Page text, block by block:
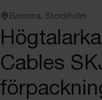
Bromma, Stockholm
Cables